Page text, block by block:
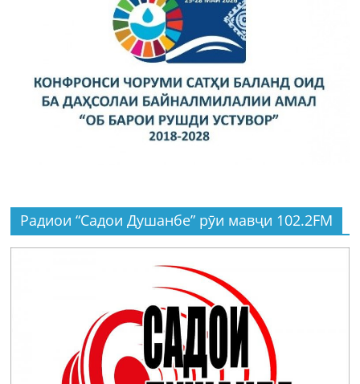
Радиои “Садои Душанбе” рӯи мавҷи 102.2FM